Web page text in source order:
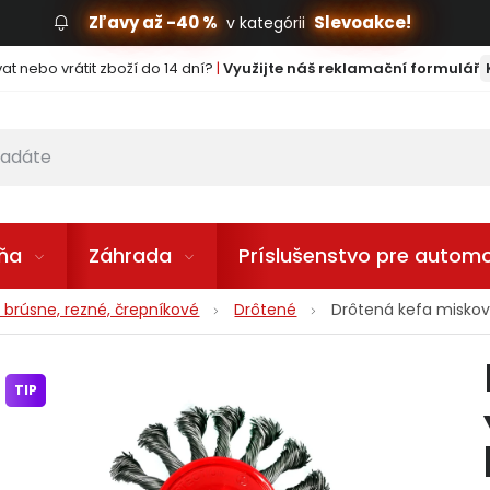
Zľavy až -40 % v kategórii Slevoakce!
nebo vrátit zboží do 14 dní? | Využijte náš reklamační formulář
Záhrada Príslušenstvo pre
rezné, črepníkové Drôtené
Drôtená kefa
TIP